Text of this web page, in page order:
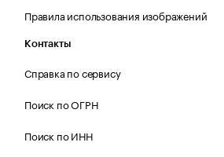
Правила использования изображений
Контакты
Справка по сервису
Поиск по ОГРН
Поиск по ИНН